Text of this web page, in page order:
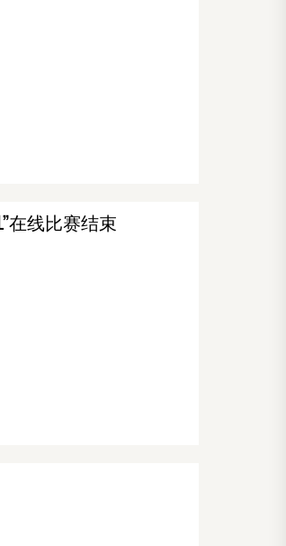
在线比赛结束